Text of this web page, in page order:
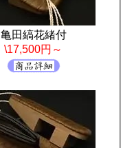
亀田縞花緒付
\17,500円～